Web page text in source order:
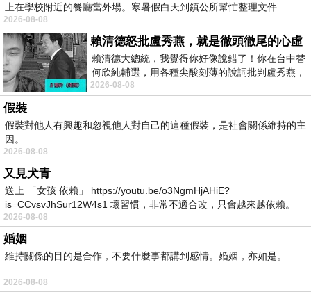
上在學校附近的餐廳當外場。寒暑假白天到鎮公所幫忙整理文件
2026-08-08
賴清德怒批盧秀燕，就是徹頭徹尾的心虛
賴清德大總統，我覺得你好像說錯了！你在台中替
何欣純輔選，用各種尖酸刻薄的說詞批判盧秀燕，
罵她施政滿意度輸給陳其邁，甚至還說盧
2026-08-08
假裝
假裝對他人有興趣和忽視他人對自己的這種假裝，是社會關係維持的主
因。
2026-08-08
又見犬青
送上 「女孩 依賴」 https://youtu.be/o3NgmHjAHiE?
is=CCvsvJhSur12W4s1 壞習慣，非常不適合改，只會越來越依賴。
我害怕的
2026-08-08
婚姻
維持關係的目的是合作，不要什麼事都講到感情。婚姻，亦如是。
2026-08-08